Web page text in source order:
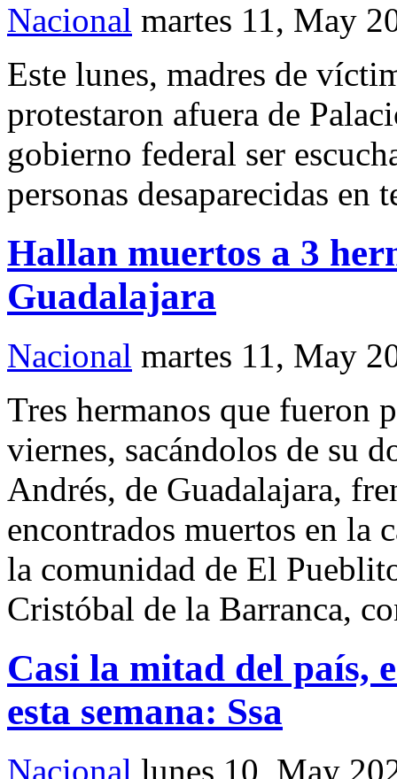
Nacional martes 11, May
Este lunes, madres de
protestaron afuera de
gobierno federal ser
personas desaparecidas
Hallan muertos a 3
Guadalajara
Nacional martes 11, May
Tres hermanos que fueron
viernes, sacándolos de su
Andrés, de Guadalajara,
encontrados muertos en la
la comunidad de El
Cristóbal de la Barranca,
Casi la mitad del país,
esta semana: Ssa
Nacional lunes 10, May